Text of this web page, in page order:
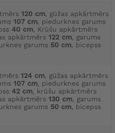
120 cm, gūžas apkārtmērs
107 cm, piedurknes garums
40 cm, Krūšu apkārtmērs
apkārtmērs 122 cm, garums
garums 50 cm, bicepss
124 cm, gūžas apkārtmērs
107 cm, piedurknes garums
42 cm, krūšu apkārtmērs
apkārtmērs 130 cm, garums
garums 50 cm, bicepss